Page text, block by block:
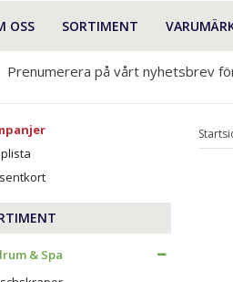
OSS SORTIMENT
Prenumerera på vårt nyhetsbrev
& Spa